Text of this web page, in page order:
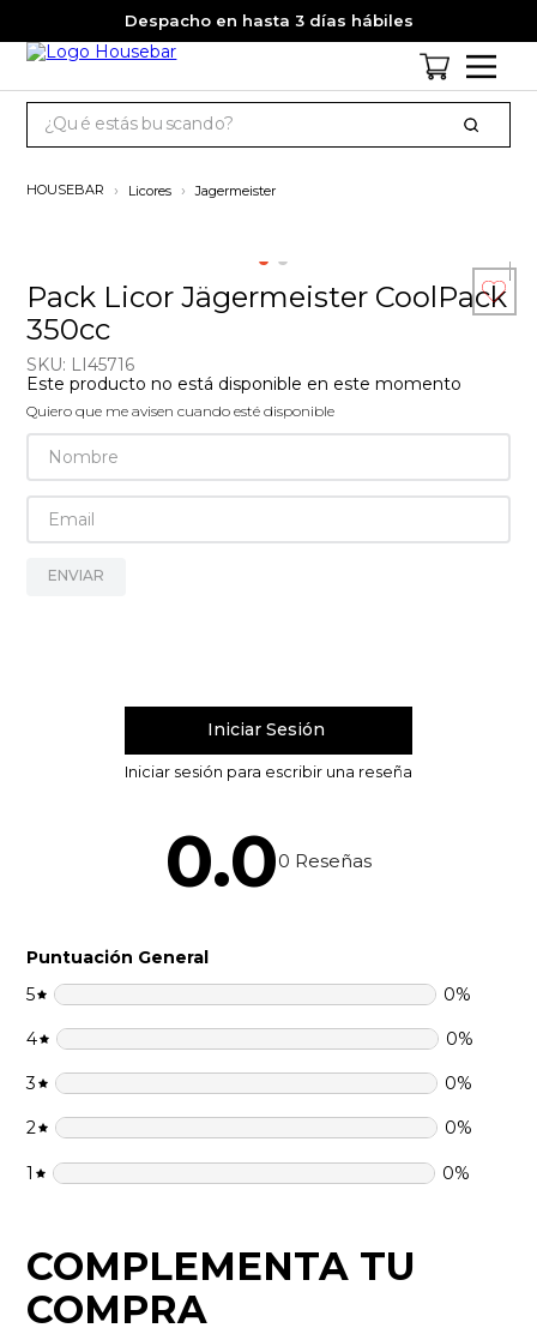
Despacho en hasta 3 días hábiles
3.
gin
4.
jagermeister
5.
miniatura
6.
jack daniels
7.
whisky
8.
ron
9.
packs
Licores Jagermeister
Pack Licor Jägermeister CoolPack
350cc
SKU: LI45716
Este producto no está disponible en este momento
Quiero que me avisen cuando esté disponible
ENVIAR
0.00 Reseñas
Puntuación General
5
0%
4 0%
3 0%
2 0%
1 0%
COMPLEMENTA TU
COMPRA